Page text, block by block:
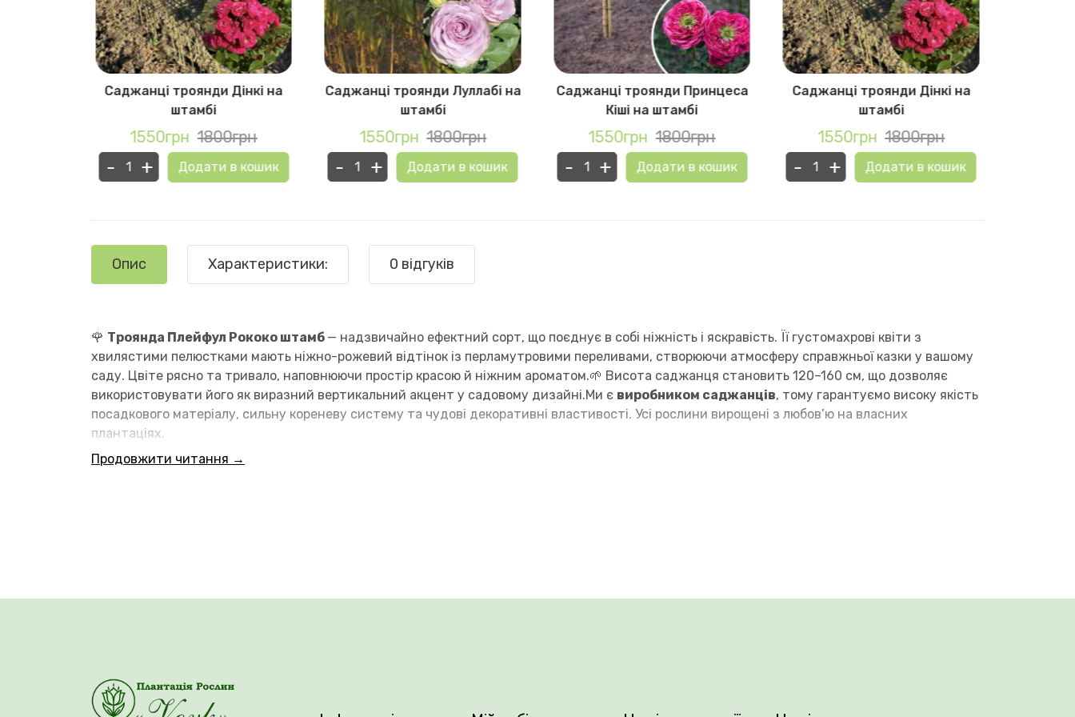
Саджанці троянди Дінкі на
штамбі
1550грн 1800грн
- + Додати в кошик
Саджанці троянди Луллабі на
штамбі
1550грн 1800грн
- + Додати в кошик
Саджанці троянди Принцеса
Кіші на штамбі
1550грн 1800грн
- + Додати в кошик
Саджанці троянди Дінкі на
штамбі
1550грн 1800грн
- + Додати в кошик
Опис Характеристики: 0 відгуків
🌹 Троянда Плейфул Рококо штамб — надзвичайно ефектний сорт, що поєднує в собі ніжність і яскравість. Її густомахрові квіти з
хвилястими пелюстками мають ніжно-рожевий відтінок із перламутровими переливами, створюючи атмосферу справжньої казки у вашому
саду. Цвіте рясно та тривало, наповнюючи простір красою й ніжним ароматом.🌱 Висота саджанця становить 120–160 см, що дозволяє
використовувати його як виразний вертикальний акцент у садовому дизайні.Ми є виробником саджанців, тому гарантуємо високу якість
посадкового матеріалу, сильну кореневу систему та чудові декоративні властивості. Усі рослини вирощені з любов’ю на власних
плантаціях.
Вік саджанця: 3 роки.
Продовжити читання →